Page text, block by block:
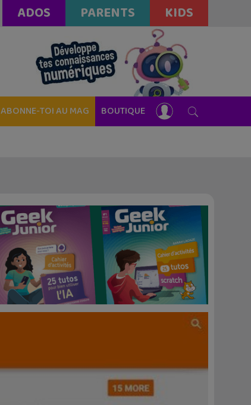
ADOS PARENTS KIDS
ABONNE-TOI AU MAG BOUTIQUE